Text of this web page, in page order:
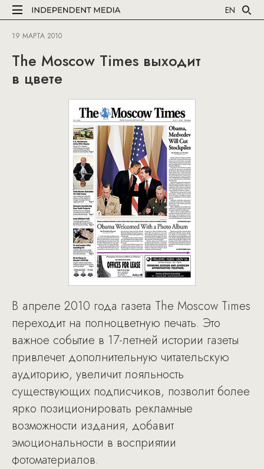
EN
19 МАРТА 2010
The Moscow Times выходит
в цвете
В апреле 2010 года газета The Moscow Times
переходит на полноцветную печать. Это
важное событие в 17-летней истории газеты
привлечет дополнительную читательскую
аудиторию, увеличит лояльность
существующих подписчиков, позволит более
ярко позиционировать рекламные
возможности издания, добавит
эмоциональности в восприятии
фотоматериалов.